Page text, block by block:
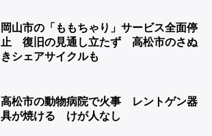
岡山市の「ももちゃり」サービス全面停
止 復旧の見通し立たず 高松市のさぬ
きシェアサイクルも
高松市の動物病院で火事 レントゲン器
具が焼ける けが人なし